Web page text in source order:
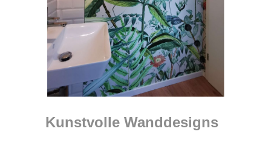
Kunstvolle Wanddesigns